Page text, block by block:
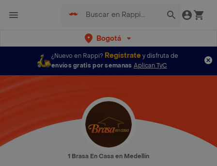
Bogotá
¿Nuevo en Rappi? Regístratey disfruta de
envíos gratis por semanas Aplican TyC
1 Brasa En Casa en Medellín